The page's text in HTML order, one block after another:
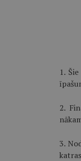
1.
2.
3.